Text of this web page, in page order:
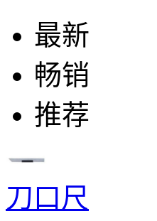
最新
畅销
推荐
刀口尺